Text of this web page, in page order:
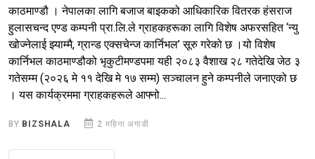
काठमाण्डौ । नेपालका लागि बजाज बाइकको आधिकारिक वितरक हंसराज
हुलासचन्द एण्ड कम्पनी प्रा.लि.ले ग्राहकहरूका लागि विशेष अफरसहित ‘न्यु
खोज्नेलाई झ्याम्मै, ग्रान्ड एक्सचेन्ज कार्निभल’ सूरु गरेको छ ।यो विशेष
कार्निभल काठमाण्डौको भृकुटीमण्डपमा यही २०८३ वैशाख २८ गतेदेखि जेठ ३
गतेसम्म (२०२६ मे ११ देखि मे १७ सम्म) सञ्चालन हुने कम्पनीले जनाएको छ
। यस कार्यक्रममा ग्राहकहरूले आफ्नो...
BY BIZSHALA 2 महिना अगाडी